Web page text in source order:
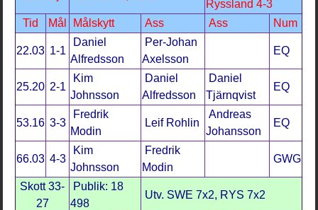
Ryssland 4-3
Tid
Mål Målskytt Ass Ass Num
22.03 1-1
Daniel
Alfredsson
Per-Johan
Axelsson
EQ
25.20 2-1
Kim
Johnsson
Daniel
Alfredsson
Daniel
Tjärnqvist
EQ
53.16 3-3
Fredrik
Modin
Leif Rohlin
Andreas
Johansson
EQ
66.03 4-3
Kim
Johnsson
Fredrik
Modin
GWG
Skott 33-
27
Publik: 18
498
Utv. SWE 7x2, RYS 7x2